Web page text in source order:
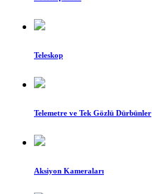
Teleskop
Telemetre ve Tek Gözlü Dürbünler
Aksiyon Kameraları